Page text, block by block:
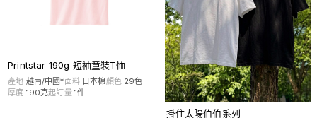
Printstar 190g 短袖童裝T恤
產地 越南/中國*面料 日本棉顏色 29色
厚度 190克起訂量 1件
掛住太陽伯伯系列